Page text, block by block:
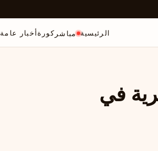
الرئيسية مباشر كورةأخبار عامة
في